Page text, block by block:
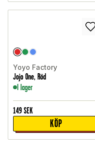
Yoyo Factory
Jojo One, Röd
I lager
149 SEK
KÖP